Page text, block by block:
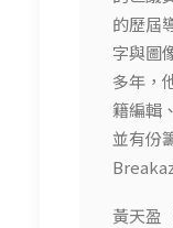
的歷屆
字與圖
多年，
籍編輯
並有份
黃天盈